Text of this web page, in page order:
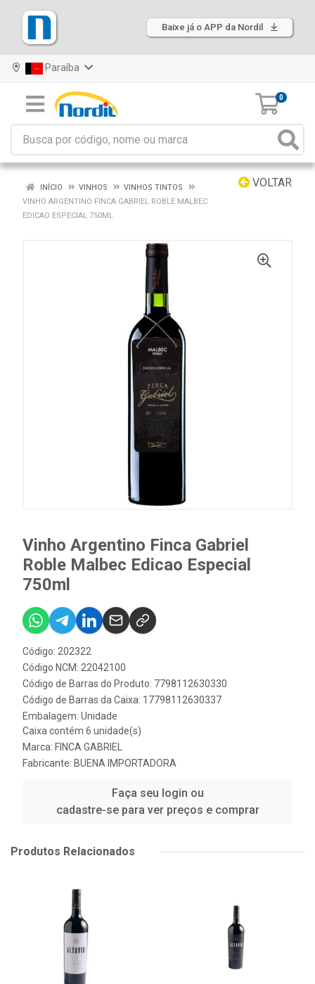
Baixe já o APP da Nordil
Paraíba
0
VOLTAR
INÍCIO VINHOS
VINHOS TINTOS
VINHO ARGENTINO FINCA GABRIEL ROBLE MALBEC
EDICAO ESPECIAL 750ML
Vinho Argentino Finca Gabriel
Roble Malbec Edicao Especial
750ml
Código: 202322
Código NCM: 22042100
Código de Barras do Produto: 7798112630330
Código de Barras da Caixa: 17798112630337
Embalagem: Unidade
Caixa contém 6 unidade(s)
Marca: FINCA GABRIEL
Fabricante: BUENA IMPORTADORA
Faça seu login ou
cadastre-se para ver preços e comprar
Produtos Relacionados